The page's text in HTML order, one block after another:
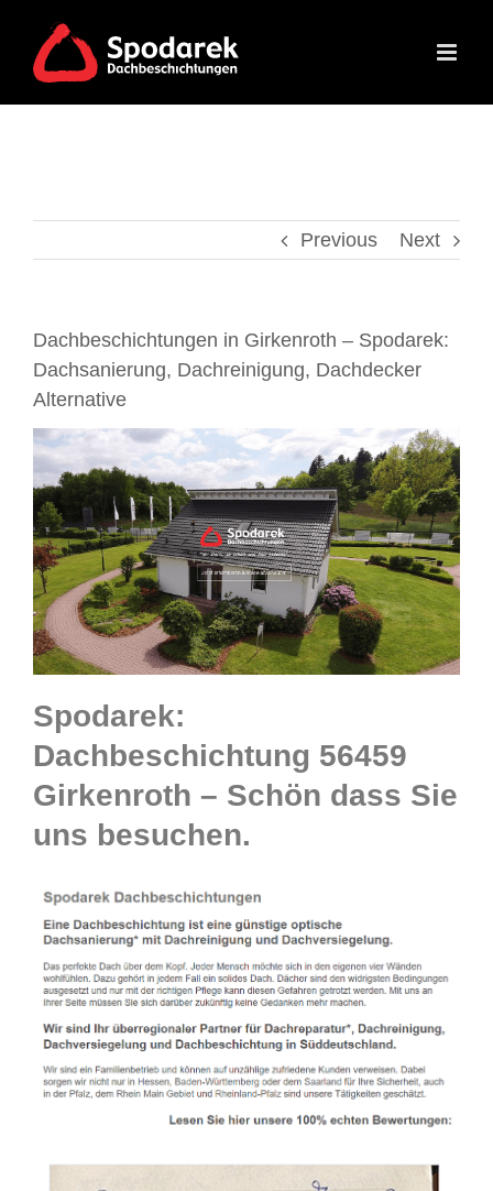
content
Previous Next
Dachbeschichtungen in Girkenroth – Spodarek:
Dachsanierung, Dachreinigung, Dachdecker
Alternative
Spodarek:
Dachbeschichtung 56459
Girkenroth – Schön dass Sie
uns besuchen.